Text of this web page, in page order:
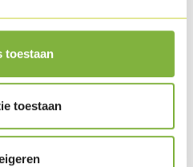
toestaan
toestaan